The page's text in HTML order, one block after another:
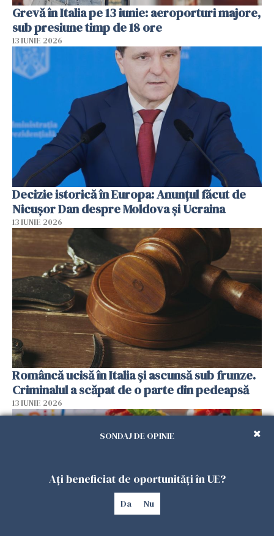
Grevă în Italia pe 13 iunie: aeroporturi majore,
sub presiune timp de 18 ore
13 IUNIE 2026
Decizie istorică în Europa: Anunțul făcut de
Nicușor Dan despre Moldova și Ucraina
13 IUNIE 2026
Româncă ucisă în Italia și ascunsă sub frunze.
Criminalul a scăpat de o parte din pedeapsă
13 IUNIE 2026
SONDAJ DE OPINIE
Ați beneficiat de oportunități în UE?
Da Nu